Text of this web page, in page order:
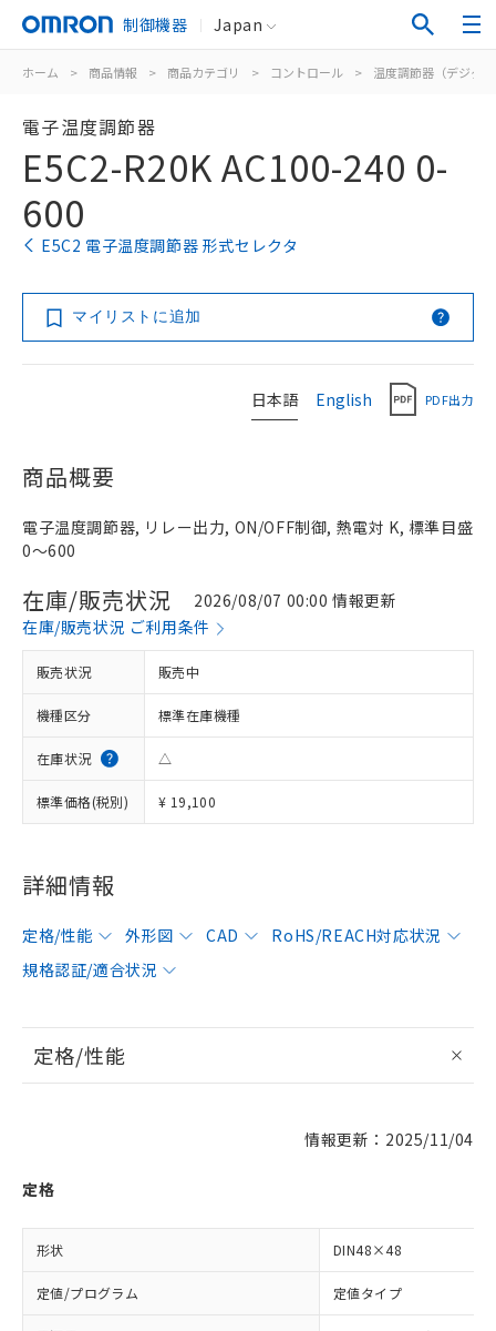
制御機器 Japan
ホーム > 商品情報 > 商品カテゴリ > コントロール > 温度調節器（デジタ
電子温度調節器
E5C2-R20K AC100-240 0-
600
E5C2 電子温度調節器 形式セレクタ
マイリストに追加
日本語 English PDF出力
商品概要
電子温度調節器, リレー出力, ON/OFF制御, 熱電対 K, 標準目盛
0～600
在庫/販売状況
2026/08/07 00:00 情報更新
在庫/販売状況 ご利用条件
販売状況 販売中
機種区分 標準在庫機種
在庫状況 △
標準価格(税別) ¥ 19,100
詳細情報
定格/性能 外形図 CAD
RoHS/REACH対応状況
規格認証/適合状況
定格/性能
情報更新：2025/11/04
定格
形状 DIN48×48
定値/プログラム 定値タイプ